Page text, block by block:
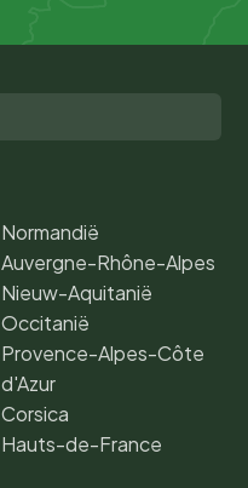
Normandië
Auvergne-Rhône-Alpes
Nieuw-Aquitanië
Occitanië
Provence-Alpes-Côte
d'Azur
Corsica
Hauts-de-France